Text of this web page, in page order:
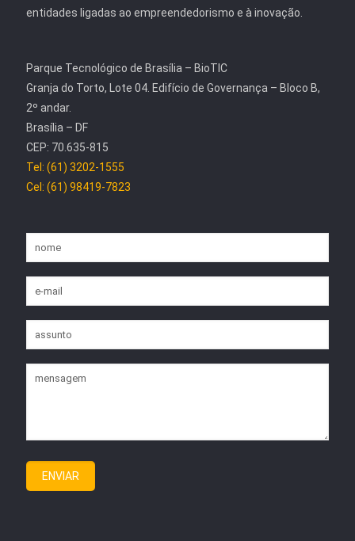
entidades ligadas ao empreendedorismo e à inovação.
Parque Tecnológico de Brasília – BioTIC
Granja do Torto, Lote 04. Edifício de Governança – Bloco B,
2º andar.
Brasília – DF
CEP: 70.635-815
Tel: (61) 3202-1555
Cel: (61) 98419-7823